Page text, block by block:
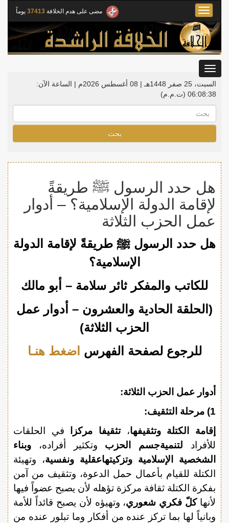
مضى على هدم الخلافة 37413 يوماً
Toggle
navigation
السبت، 25 صفر 1448هـ | 08 أغسطس 2026م |
الساعة الآن:
06:08:38 (ت.م.م)
بحث
هل حدد الرسول ﷺ طريقةً
لإقامة الدولة الإسلامية؟ – أدوار
عمل الحزب الثلاثة
هل حدد الرسول ﷺ طريقةً لإقامة الدولة
الإسلامية؟
للكاتب والمفكر ثائر سلامة – أبو مالك
(الحلقة الحادية والعشرون – أدوار عمل
الحزب الثلاثة)
للرجوع لصفحة الفهرس اضغط هنـا
أدوار عمل الحزب الثلاثة:
1) مرحلة التثقيف:
إقامة الكتلة وتثقيفها،تثقيفا مركزا في الحلقات
للأفراد لتنميةجسم الحزب وتكثير أفراده، وبناء
الشخصية الإسلامية وتزكيتهاعقلية ونفسية، وتهيئة
الكتلة للقيام بأعمال حمل الدعوة، وتثقيف من آمن
بفكرة الكتلة ثقافة مركزة تؤهله لأن يصبح عضواً فيها
لأنهاكلّ فكري شعوري، وتهيؤه لأن يصبح قائداً للأمة
وبانياً لها بما تركز عنده من أفكار وما تبلور عنده من